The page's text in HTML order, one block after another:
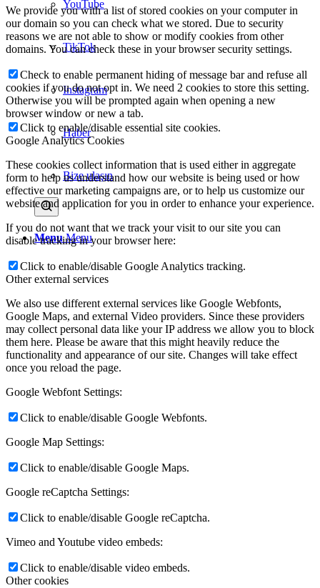
YouTube
TikTok
Instagram
Haber
Bize ulaşın
Menu Menu
We provide you with a list of stored cookies on your computer in
our domain so you can check what we stored. Due to security
reasons we are not able to show or modify cookies from other
domains. You can check these in your browser security settings.
Check to enable permanent hiding of message bar and refuse all
cookies if you do not opt in. We need 2 cookies to store this setting.
Otherwise you will be prompted again when opening a new
browser window or new a tab.
Click to enable/disable essential site cookies.
Google Analytics Cookies
These cookies collect information that is used either in aggregate
form to help us understand how our website is being used or how
effective our marketing campaigns are, or to help us customize our
website and application for you in order to enhance your experience.
If you do not want that we track your visit to our site you can
disable tracking in your browser here:
Click to enable/disable Google Analytics tracking.
Other external services
We also use different external services like Google Webfonts,
Google Maps, and external Video providers. Since these providers
may collect personal data like your IP address we allow you to block
them here. Please be aware that this might heavily reduce the
functionality and appearance of our site. Changes will take effect
once you reload the page.
Google Webfont Settings:
Click to enable/disable Google Webfonts.
Google Map Settings:
Click to enable/disable Google Maps.
Google reCaptcha Settings:
Click to enable/disable Google reCaptcha.
Vimeo and Youtube video embeds:
Click to enable/disable video embeds.
Other cookies